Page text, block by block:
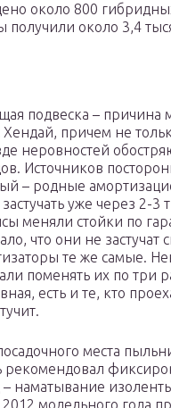
около 800
получили около 3,4
подвеска – причина
Хендай, причем не
неровностей
Источников
– родные
застучать уже через 2-
меняли стойки по
что они не застучат
те же самые.
поменять их по три
есть и те, кто
места
рекомендовал
наматывание
модельного года